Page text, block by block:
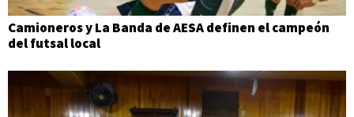
Camioneros y La Banda de AESA definen el campeón
del futsal local